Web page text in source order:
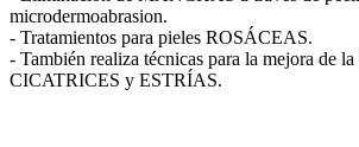
microdermoabrasion.
- Tratamientos para pieles ROSÁCEAS.
- También realiza técnicas para la mejora de
CICATRICES y ESTRÍAS.